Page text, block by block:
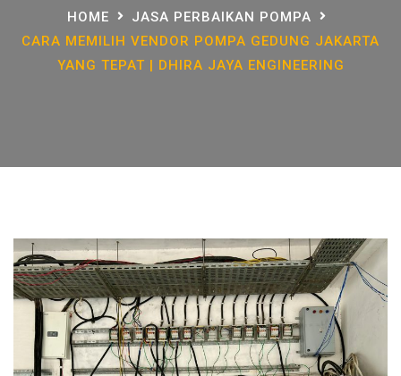
HOME
JASA PERBAIKAN POMPA
CARA MEMILIH VENDOR POMPA GEDUNG JAKARTA
YANG TEPAT | DHIRA JAYA ENGINEERING